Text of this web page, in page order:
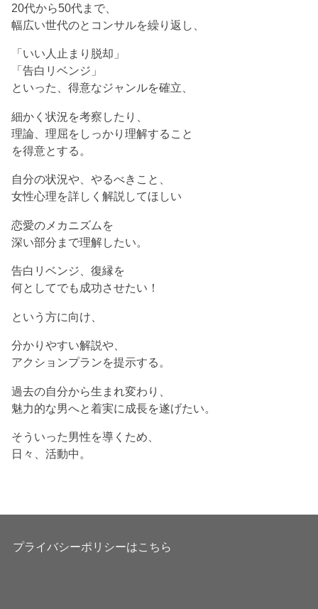
20代から50代まで、
幅広い世代のとコンサルを繰り返し、
「いい人止まり脱却」
「告白リベンジ」
といった、得意なジャンルを確立、
細かく状況を考察したり、
理論、理屈をしっかり理解すること
を得意とする。
自分の状況や、やるべきこと、
女性心理を詳しく解説してほしい
恋愛のメカニズムを
深い部分まで理解したい。
告白リベンジ、復縁を
何としてでも成功させたい！
という方に向け、
分かりやすい解説や、
アクションプランを提示する。
過去の自分から生まれ変わり、
魅力的な男へと着実に成長を遂げたい。
そういった男性を導くため、
日々、活動中。
プライバシーポリシーはこちら